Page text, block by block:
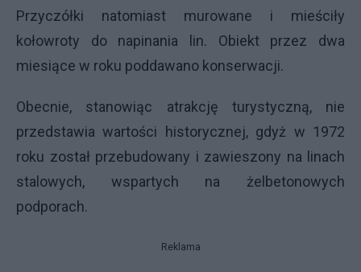
Przyczółki natomiast murowane i mieściły
kołowroty do napinania lin. Obiekt przez dwa
miesiące w roku poddawano konserwacji.
Obecnie, stanowiąc atrakcję turystyczną, nie
przedstawia wartości historycznej, gdyż w 1972
roku został przebudowany i zawieszony na linach
stalowych, wspartych na żelbetonowych
podporach.
Reklama